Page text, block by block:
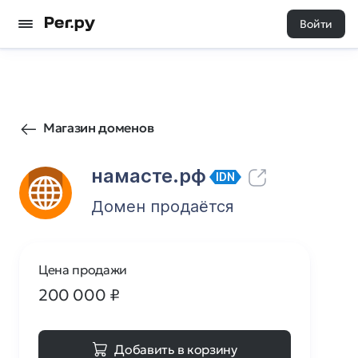
Войти
Магазин доменов
намасте.рф IDN
48 0
Домен продаётся
Цена продажи
200 000 ₽
Добавить в корзину